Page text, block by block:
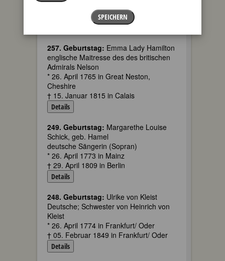
257. Geburtstag: Emma Lady Hamilton
englische Maitresse des des britischen
Admirals Nelson
* 26. April 1765 in Great Neston,
Cheshire
† 15. Januar 1815 in Calais
Details
249. Geburtstag: Margarethe Louise
Schick, geb. Hamel
deutsche Sängerin (Sopran)
* 26. April 1773 in Mainz
† 29. April 1809 in Berlin
Details
248. Geburtstag: Ulrike von Kleist
Deutsche; Schwester von Heinrich von
Kleist
* 26. April 1774 in Frankfurt/ Oder
† 05. Februar 1849 in Frankfurt/ Oder
Details
SPEICHERN